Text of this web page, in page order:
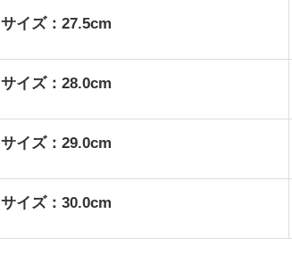
サイズ：27.5cm
サイズ：28.0cm
サイズ：29.0cm
サイズ：30.0cm